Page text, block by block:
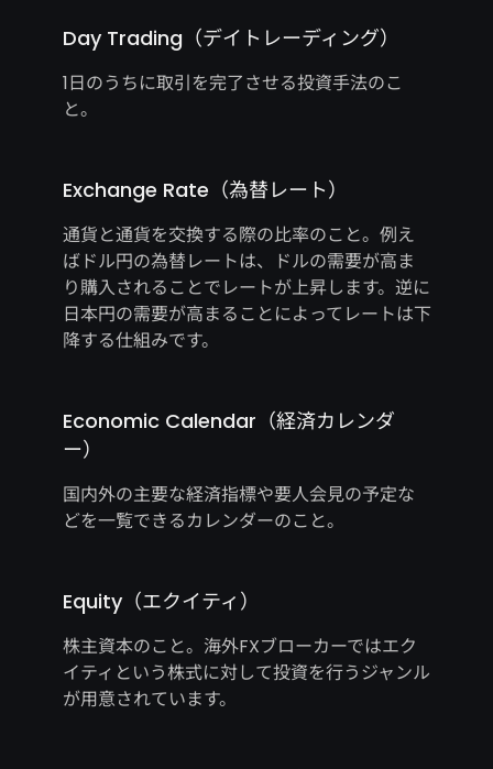
Day Trading（デイトレーディング）
1日のうちに取引を完了させる投資手法のこ
と。
Exchange Rate（為替レート）
通貨と通貨を交換する際の比率のこと。例え
ばドル円の為替レートは、ドルの需要が高ま
り購入されることでレートが上昇します。逆に
日本円の需要が高まることによってレートは下
降する仕組みです。
Economic Calendar（経済カレンダ
ー）
国内外の主要な経済指標や要人会見の予定な
どを一覧できるカレンダーのこと。
Equity（エクイティ）
株主資本のこと。海外FXブローカーではエク
イティという株式に対して投資を行うジャンル
が用意されています。